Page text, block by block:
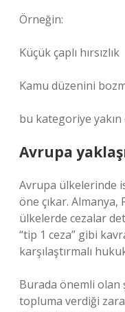
Örneğin:
Küçük çaplı hırsızlık
Kamu düzenini
bu kategoriye
Avrupa
Avrupa ülkelerinde
öne çıkar.
ülkelerde cezalar
“tip 1 ceza” gibi
karşılaştırmalı
Burada önemli olan
topluma verdiği